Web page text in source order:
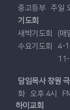
중고등부 주일
기도회
새벽기도회
(매
수요기도회
4-
담임목사 창원
화
오후 4시
하이교회